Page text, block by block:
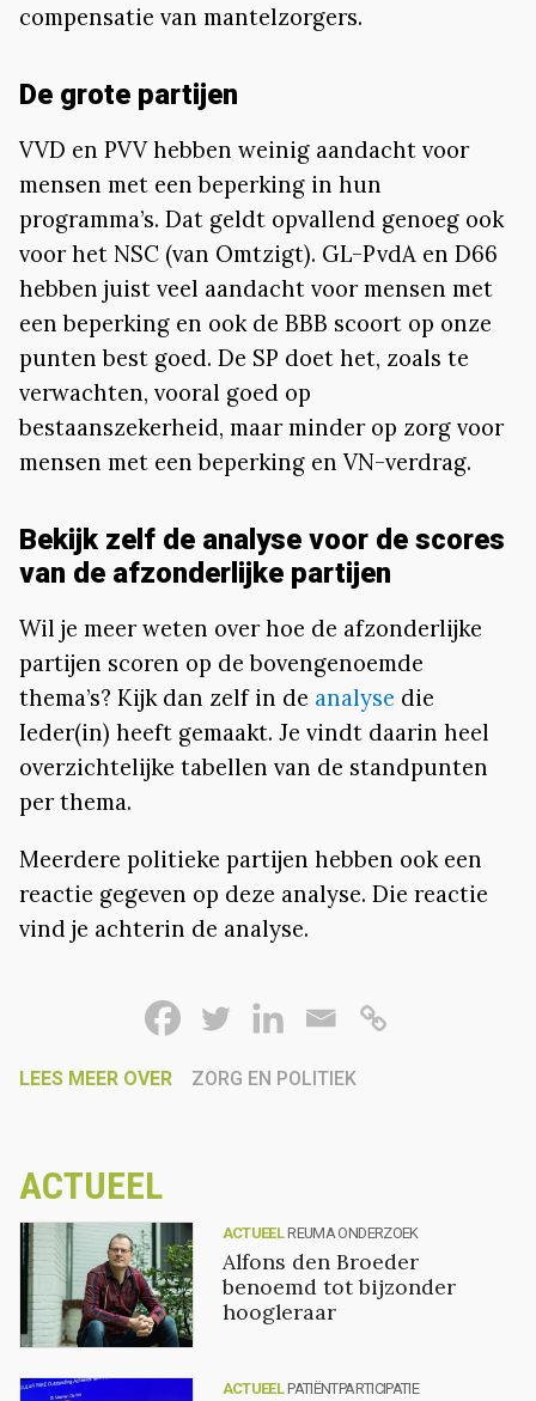
compensatie van mantelzorgers.
De grote partijen
VVD en PVV hebben weinig aandacht voor
mensen met een beperking in hun
programma’s. Dat geldt opvallend genoeg ook
voor het NSC (van Omtzigt). GL-PvdA en D66
hebben juist veel aandacht voor mensen met
een beperking en ook de BBB scoort op onze
punten best goed. De SP doet het, zoals te
verwachten, vooral goed op
bestaanszekerheid, maar minder op zorg voor
mensen met een beperking en VN-verdrag.
Bekijk zelf de analyse voor de scores
van de afzonderlijke partijen
Wil je meer weten over hoe de afzonderlijke
partijen scoren op de bovengenoemde
thema’s? Kijk dan zelf in de analyse die
Ieder(in) heeft gemaakt. Je vindt daarin heel
overzichtelijke tabellen van de standpunten
per thema.
Meerdere politieke partijen hebben ook een
reactie gegeven op deze analyse. Die reactie
vind je achterin de analyse.
LEES MEER OVER ZORG EN POLITIEK
ACTUEEL
ACTUEEL REUMA ONDERZOEK
Alfons den Broeder
benoemd tot bijzonder
hoogleraar
ACTUEEL PATIËNTPARTICIPATIE